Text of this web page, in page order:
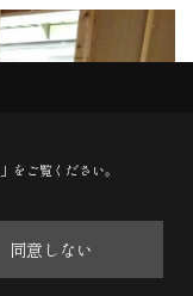
」をご覧ください。
同意しない